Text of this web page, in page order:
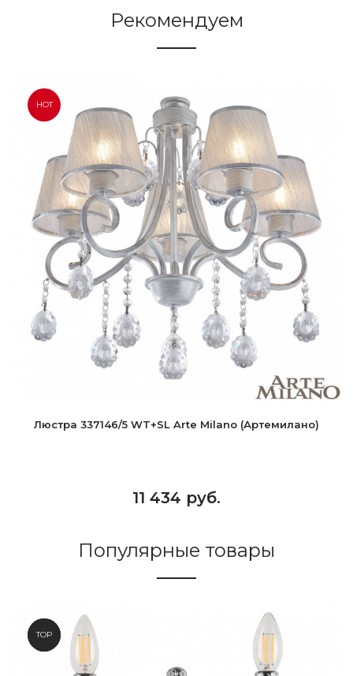
Рекомендуем
HOT
Люстра 337146/5 WT+SL Arte Milano (Артемилано)
11 434 руб.
Популярные товары
NEW
TOP